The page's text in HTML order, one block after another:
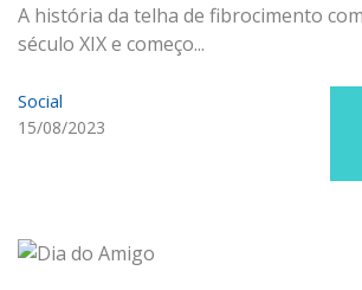
A história da telha de fibrocimento
século XIX e começo...
Social
15/08/2023